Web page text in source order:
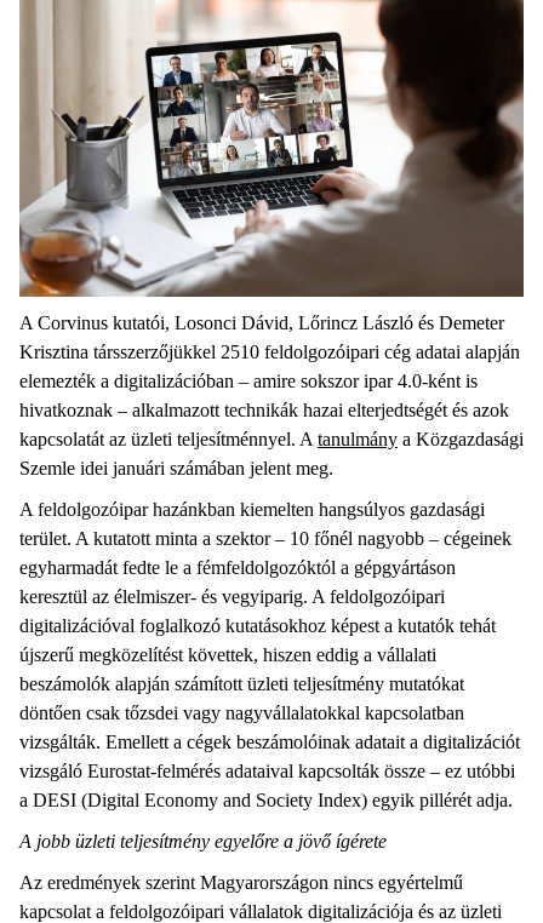
A Corvinus kutatói, Losonci Dávid, Lőrincz László és Demeter
Krisztina társszerzőjükkel 2510 feldolgozóipari cég adatai alapján
elemezték a digitalizációban – amire sokszor ipar 4.0-ként is
hivatkoznak – alkalmazott technikák hazai elterjedtségét és azok
kapcsolatát az üzleti teljesítménnyel. A tanulmány a Közgazdasági
Szemle idei januári számában jelent meg.
A feldolgozóipar hazánkban kiemelten hangsúlyos gazdasági
terület. A kutatott minta a szektor – 10 főnél nagyobb – cégeinek
egyharmadát fedte le a fémfeldolgozóktól a gépgyártáson
keresztül az élelmiszer- és vegyiparig. A feldolgozóipari
digitalizációval foglalkozó kutatásokhoz képest a kutatók tehát
újszerű megközelítést követtek, hiszen eddig a vállalati
beszámolók alapján számított üzleti teljesítmény mutatókat
döntően csak tőzsdei vagy nagyvállalatokkal kapcsolatban
vizsgálták. Emellett a cégek beszámolóinak adatait a digitalizációt
vizsgáló Eurostat-felmérés adataival kapcsolták össze – ez utóbbi
a DESI (Digital Economy and Society Index) egyik pillérét adja.
A jobb üzleti teljesítmény egyelőre a jövő ígérete
Az eredmények szerint Magyarországon nincs egyértelmű
kapcsolat a feldolgozóipari vállalatok digitalizációja és az üzleti